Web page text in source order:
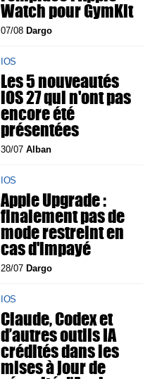
Watch pour GymKit
07/08Dargo
IOS
Les 5 nouveautés
iOS 27 qui n'ont pas
encore été
présentées
30/07Alban
IOS
Apple Upgrade :
finalement pas de
mode restreint en
cas d'impayé
28/07Dargo
IOS
Claude, Codex et
d’autres outils IA
crédités dans les
mises à jour de